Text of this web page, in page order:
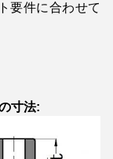
要件に合わせて
寸法: